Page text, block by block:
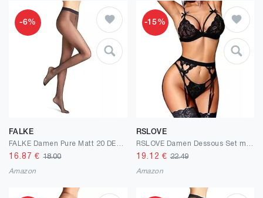
-6%
FALKE
16.87 €18.00
Amazon
-15%
RSLOVE
19.12 € 22.49
Amazon